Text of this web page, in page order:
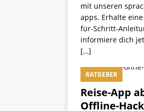
mit unseren
apps. Erhalte
für-Schritt-
informiere dich
[…]
Reise-App
Offline-
RATGEBER